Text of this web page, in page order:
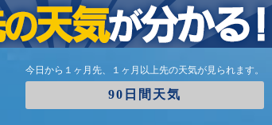
今日から１ヶ月先、１ヶ月以上先の天気が見られます。
90日間天気